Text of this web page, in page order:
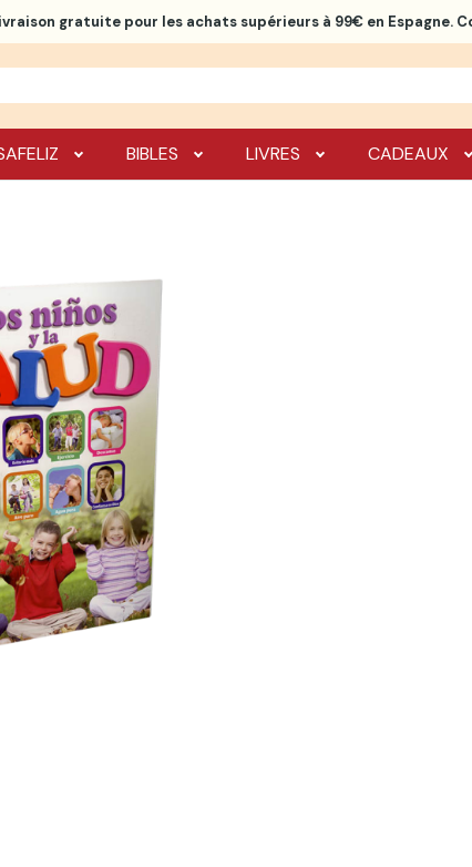
gratuitepour les achats supérieurs à 99€ en Espagne.
BIBLES LIVRES CADEAUX